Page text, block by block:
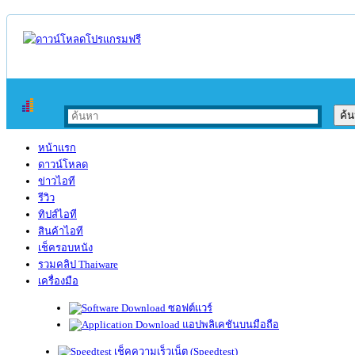
หน้าแรก
ดาวน์โหลด
ข่าวไอที
รีวิว
ทิปส์ไอที
สินค้าไอที
เช็ครอบหนัง
รวมคลิป Thaiware
เครื่องมือ
ซอฟต์แวร์
แอปพลิเคชันบนมือถือ
เช็คความเร็วเน็ต (Speedtest)